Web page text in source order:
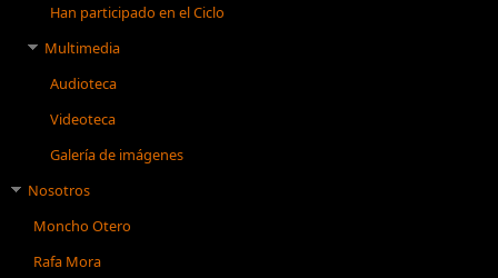
Han participado en el Ciclo
Multimedia
Audioteca
Videoteca
Galería de imágenes
Nosotros
Moncho Otero
Rafa Mora